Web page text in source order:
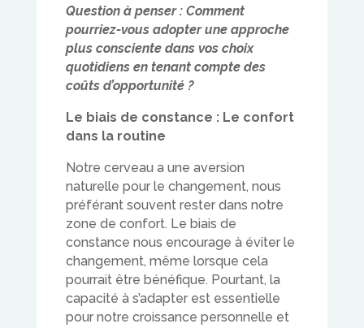
Question à penser : Comment
pourriez-vous adopter une approche
plus consciente dans vos choix
quotidiens en tenant compte des
coûts d’opportunité ?
Le biais de constance : Le confort
dans la routine
Notre cerveau a une aversion
naturelle pour le changement, nous
préférant souvent rester dans notre
zone de confort. Le biais de
constance nous encourage à éviter le
changement, même lorsque cela
pourrait être bénéfique. Pourtant, la
capacité à s’adapter est essentielle
pour notre croissance personnelle et